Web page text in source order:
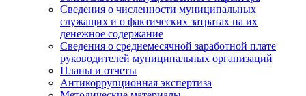
Сведения о численности муниципальных
служащих и о фактических затратах на их
денежное содержание
Сведения о среднемесячной заработной плате
руководителей муниципальных организаций
Планы и отчеты
Антикоррупционная экспертиза